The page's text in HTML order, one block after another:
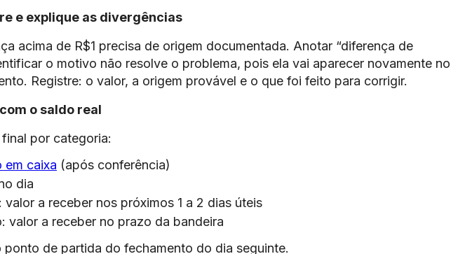
e explique as divergências
acima de R$1 precisa de origem documentada. Anotar “diferença de
o motivo não resolve o problema, pois ela vai aparecer novamente no
Registre: o valor, a origem provável e o que foi feito para corrigir.
o saldo real
por categoria:
em caixa (após conferência)
dia
valor a receber nos próximos 1 a 2 dias úteis
valor a receber no prazo da bandeira
ponto de partida do fechamento do dia seguinte.